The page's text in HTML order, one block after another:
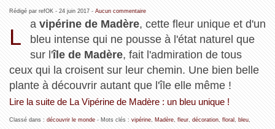
Rédigé par refOK - 24 juin 2017- Aucun commentaire
L
avipérine de Madère, cette fleur unique et d'un
bleu intense qui ne pousse à l'état naturel que
sur l'île de Madère, fait l'admiration de tous
ceux qui la croisent sur leur chemin. Une bien belle
plante à découvrir autant que l'île elle même !
Lire la suite de La Vipérine de Madère : un bleu unique !
Classé dans : découvrir le monde- Mots clés : vipérine, Madère, fleur, décoration, floral bleu,